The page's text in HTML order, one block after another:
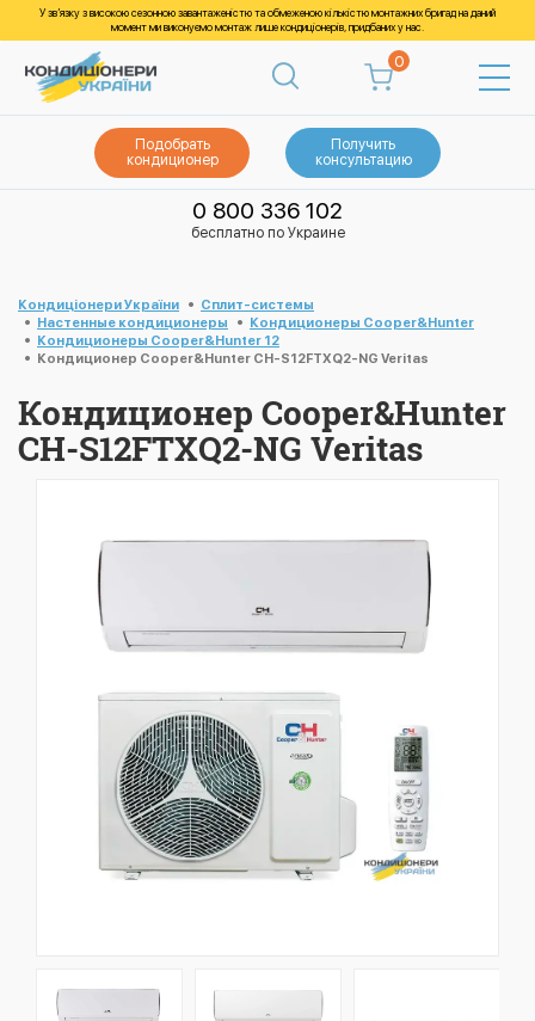
У зв’язку з високою сезонною завантаженістю та обмеженою кількістю монтажних бригад на даний
момент ми виконуємо монтаж лише кондиціонерів, придбаних у нас.
0
Подобрать
кондиционер
Получить
консультацию
0 800 336 102
бесплатно по Украине
Кондиціонери України
Cплит-системы
Настенные кондиционеры
Кондиционеры Cooper&Hunter
Кондиционеры Cooper&Hunter 12
Кондиционер Cooper&Hunter CH-S12FTXQ2-NG Veritas
Кондиционер Cooper&Hunter
CH-S12FTXQ2-NG Veritas